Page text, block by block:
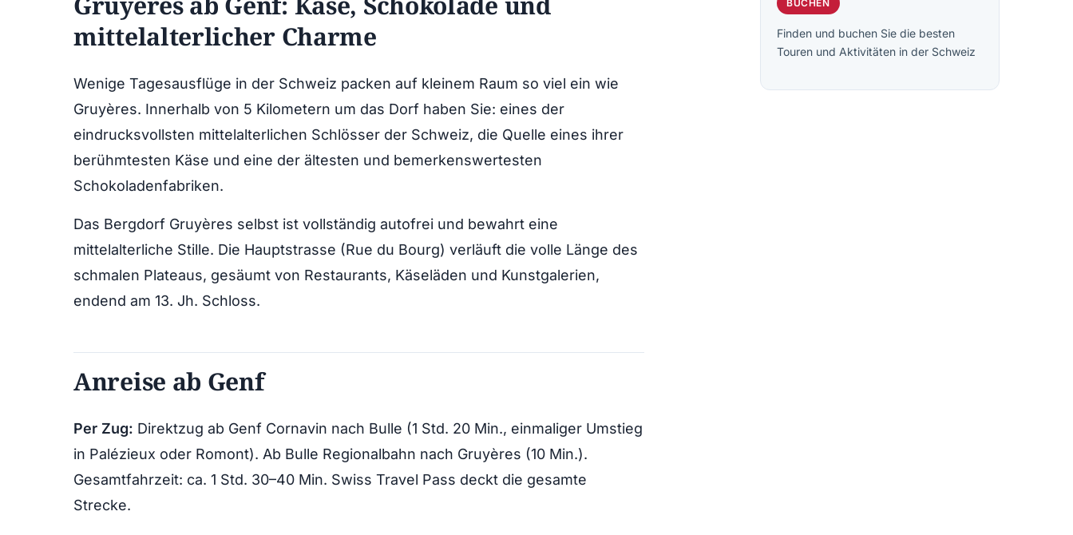
mittelalterlicher Charme
Wenige Tagesausflüge in der Schweiz packen auf kleinem Raum so viel ein wie
Gruyères. Innerhalb von 5 Kilometern um das Dorf haben Sie: eines der
eindrucksvollsten mittelalterlichen Schlösser der Schweiz, die Quelle eines ihrer
berühmtesten Käse und eine der ältesten und bemerkenswertesten
Schokoladenfabriken.
Das Bergdorf Gruyères selbst ist vollständig autofrei und bewahrt eine
mittelalterliche Stille. Die Hauptstrasse (Rue du Bourg) verläuft die volle Länge des
schmalen Plateaus, gesäumt von Restaurants, Käseläden und Kunstgalerien,
endend am 13. Jh. Schloss.
Anreise ab Genf
Per Zug: Direktzug ab Genf Cornavin nach Bulle (1 Std. 20 Min., einmaliger Umstieg
in Palézieux oder Romont). Ab Bulle Regionalbahn nach Gruyères (10 Min.).
Gesamtfahrzeit: ca. 1 Std. 30–40 Min. Swiss Travel Pass deckt die gesamte
Strecke.
BUCHEN
Finden und buchen Sie die besten
Touren und Aktivitäten in der Schweiz